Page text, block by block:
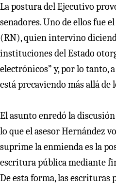
La postura del Ejecutivo
senadores. Uno de ellos fue
(RN), quien intervino
instituciones del Estado
electrónicos” y, por lo tanto,
está precaviendo más allá de
El asunto enredó la
lo que el asesor Hernández
suprime la enmienda es la
escritura pública mediante
De esta forma, las escrituras